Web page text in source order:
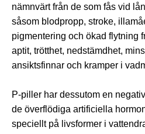
nämnvärt från de som fås vid
såsom blodpropp, stroke,
pigmentering och ökad flytning
aptit, trötthet, nedstämdhet,
ansiktsfinnar och kramper i
P-piller har dessutom en
de överflödiga artificiella
speciellt på livsformer i